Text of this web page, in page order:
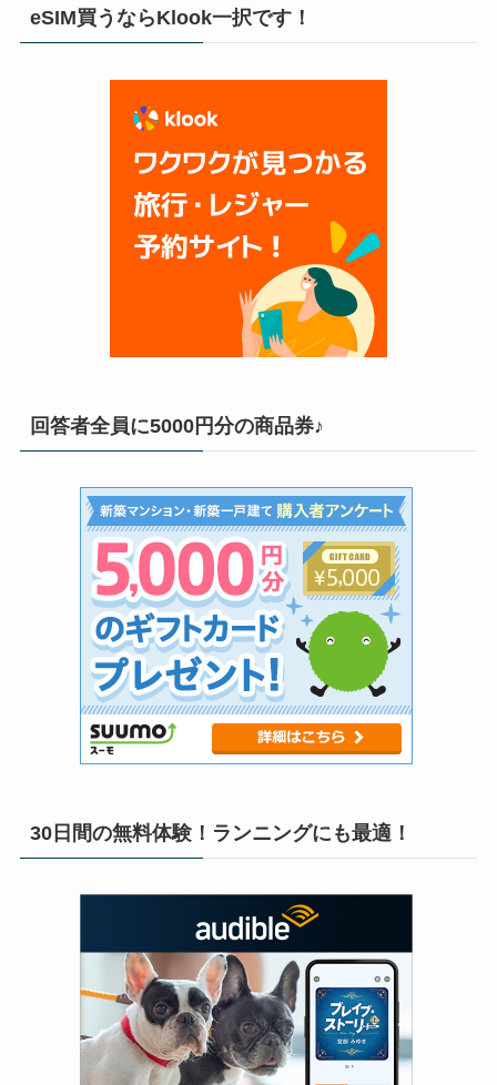
eSIM買うならKlook一択です！
回答者全員に5000円分の商品券♪
30日間の無料体験！ランニングにも最適！